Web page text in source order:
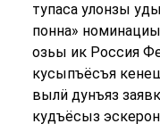
тупаса улонзы
понна»
озьы ик Россия
кусыпъёсъя
вылӥ дунъяз
кудъёсыз